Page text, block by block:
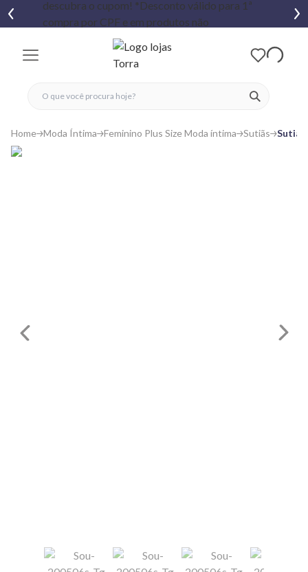
ver
fechar menu
fechar menu
favoritos
Home Moda Íntima Feminino Plus Size Moda íntima Sutiãs Sutiã